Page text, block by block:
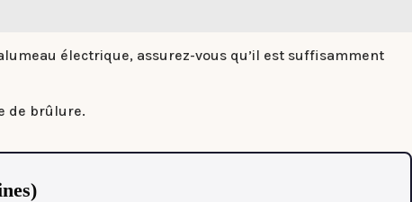
électrique, assurez-vous qu’il est suffisamment
de brûlure.